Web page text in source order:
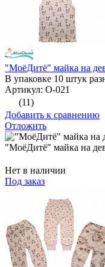
"МоёДитё" майка на
В упаковке 10 штук
Артикул: О-021
(11)
Добавить к сравнению
Отложить
"МоёДитё" майка на
Нет в наличии
Под заказ